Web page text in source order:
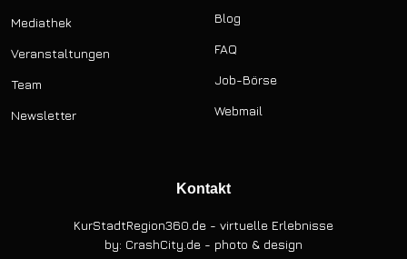
Mediathek
Veranstaltungen
Team
Newsletter
Blog
FAQ
Job-Börse
Webmail
Kontakt
KurStadtRegion360.de - virtuelle Erlebnisse
by: CrashCity.de - photo & design